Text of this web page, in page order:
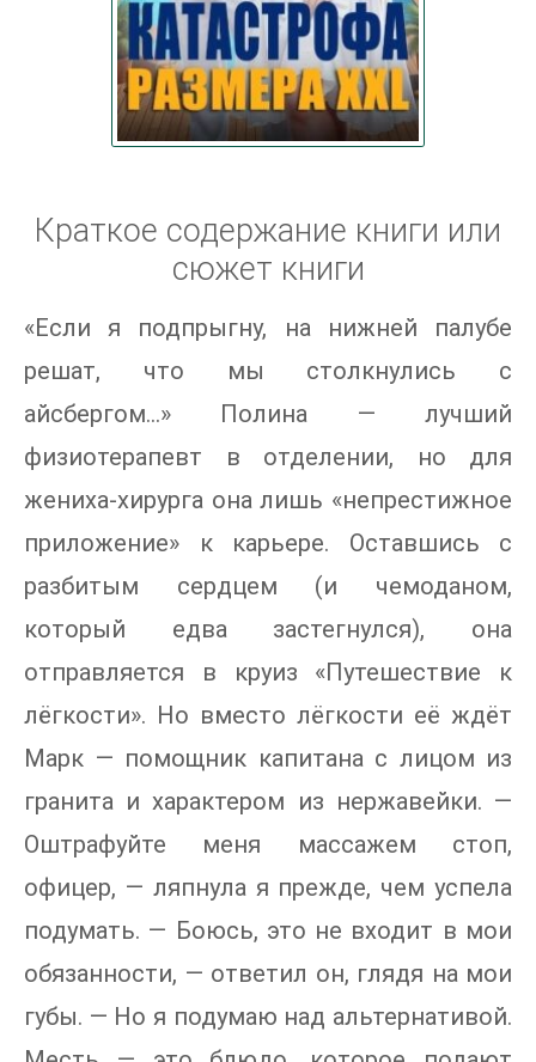
Краткое содержание книги или
сюжет книги
«Если я подпрыгну, на нижней палубе
решат, что мы столкнулись с
айсбергом...» Полина — лучший
физиотерапевт в отделении, но для
жениха-хирурга она лишь «непрестижное
приложение» к карьере. Оставшись с
разбитым сердцем (и чемоданом,
который едва застегнулся), она
отправляется в круиз «Путешествие к
лёгкости». Но вместо лёгкости её ждёт
Марк — помощник капитана с лицом из
гранита и характером из нержавейки. —
Оштрафуйте меня массажем стоп,
офицер, — ляпнула я прежде, чем успела
подумать. — Боюсь, это не входит в мои
обязанности, — ответил он, глядя на мои
губы. — Но я подумаю над альтернативой.